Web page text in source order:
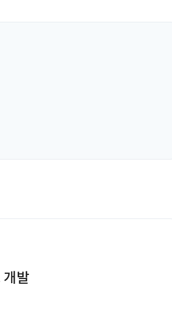
개발